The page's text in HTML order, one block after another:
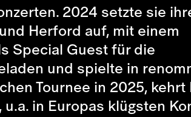
2024 setzte sie
Herford auf, mit einem
Special Guest für die
und spielte in
Tournee in 2025, kehrt
in Europas klügsten